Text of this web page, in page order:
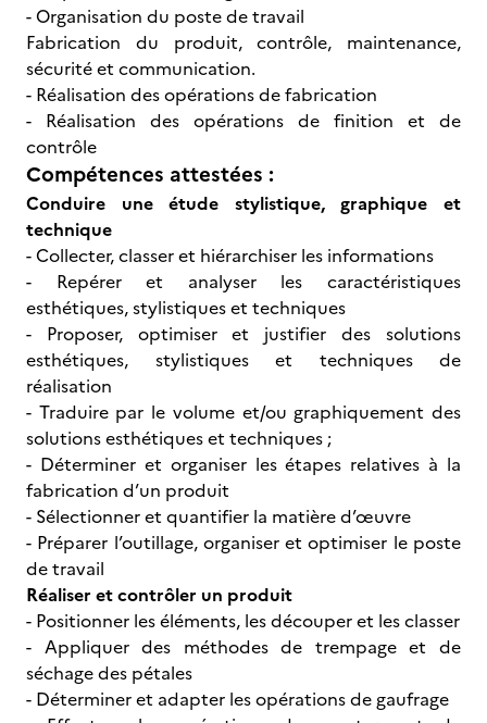
- Organisation du poste de travail
Fabrication du produit, contrôle, maintenance,
sécurité et communication.
- Réalisation des opérations de fabrication
- Réalisation des opérations de finition et de
contrôle
Compétences attestées :
Conduire une étude stylistique, graphique et
technique
- Collecter, classer et hiérarchiser les informations
- Repérer et analyser les caractéristiques
esthétiques, stylistiques et techniques
- Proposer, optimiser et justifier des solutions
esthétiques, stylistiques et techniques de
réalisation
- Traduire par le volume et/ou graphiquement des
solutions esthétiques et techniques ;
- Déterminer et organiser les étapes relatives à la
fabrication d’un produit
- Sélectionner et quantifier la matière d’œuvre
- Préparer l’outillage, organiser et optimiser le poste
de travail
Réaliser et contrôler un produit
- Positionner les éléments, les découper et les classer
- Appliquer des méthodes de trempage et de
séchage des pétales
- Déterminer et adapter les opérations de gaufrage